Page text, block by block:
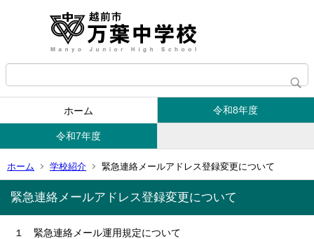
ホーム 令和8年度
令和7年度
ホーム 学校紹介 緊急連絡メールアドレス登録変更について
緊急連絡メールアドレス登録変更について
１ 緊急連絡メール運用規定について